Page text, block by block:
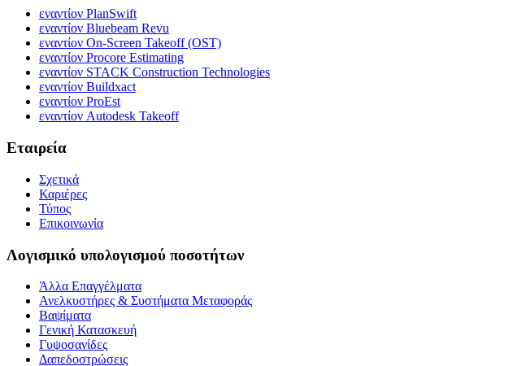
εναντίον PlanSwift
εναντίον Bluebeam Revu
εναντίον On-Screen Takeoff (OST)
εναντίον Procore Estimating
εναντίον STACK Construction Technologies
εναντίον Buildxact
εναντίον ProEst
εναντίον Autodesk Takeoff
Εταιρεία
Σχετικά
Καριέρες
Τύπος
Επικοινωνία
Λογισμικό υπολογισμού ποσοτήτων
Άλλα Επαγγέλματα
Ανελκυστήρες & Συστήματα Μεταφοράς
Βαψίματα
Γενική Κατασκευή
Γυψοσανίδες
Δαπεδοστρώσεις